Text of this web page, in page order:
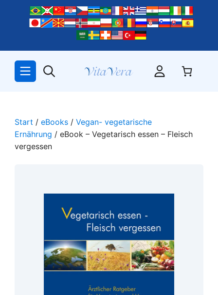
springen
Start / eBooks / Vegan- vegetarische
Ernährung / eBook – Vegetarisch essen – Fleisch
vergessen